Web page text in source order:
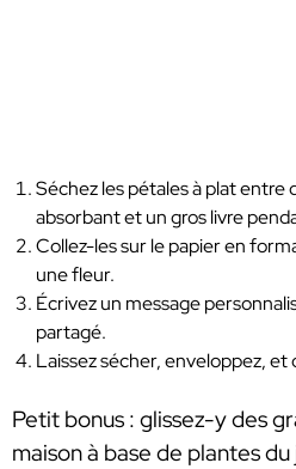
Séchez les pétales à plat entre
absorbant et un gros livre
Collez-les sur le papier en
une fleur.
Écrivez un message
partagé.
Laissez sécher, enveloppez, et
Petit bonus : glissez-y des
maison à base de plantes du